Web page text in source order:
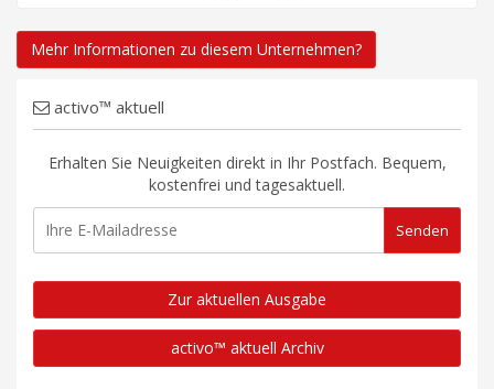
Mehr Informationen zu diesem Unternehmen?
activo™ aktuell
Erhalten Sie Neuigkeiten direkt in Ihr Postfach. Bequem,
kostenfrei und tagesaktuell.
Zur aktuellen Ausgabe
activo™ aktuell Archiv